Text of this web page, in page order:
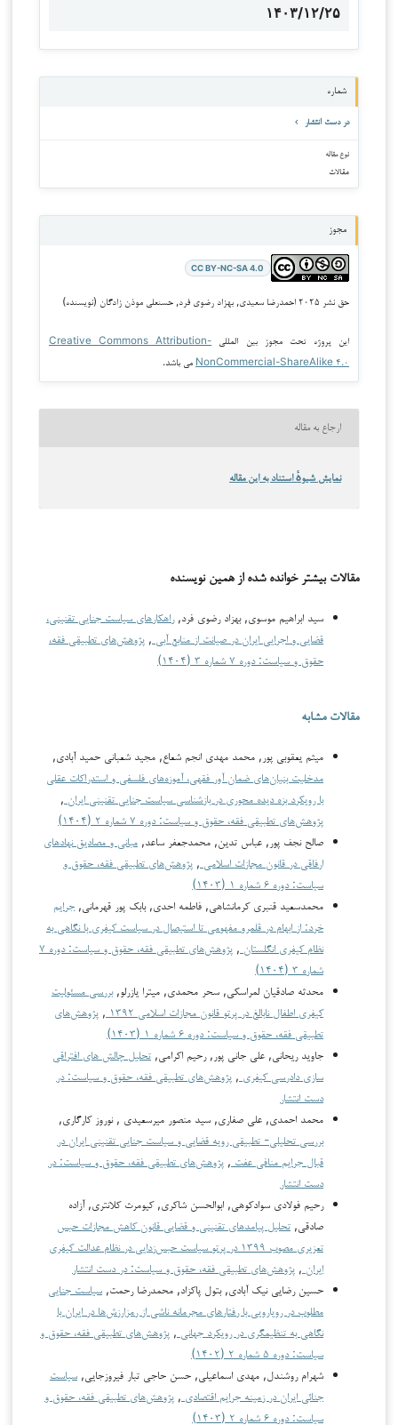
۱۴۰۳/۱۲/۲۵
شماره
در دست انتشار
نوع مقاله
مقالات
مجوز
CC BY-NC-SA 4.0
حق نشر ۲۰۲۵ احمدرضا سعیدی, بهزاد رضوی فرد, حسنعلی موذن زادگان (نویسنده)
این پروژه تحت مجوز بین المللی Creative Commons Attribution-
NonCommercial-ShareAlike ۴.۰ می باشد.
ارجاع به مقاله
نمایش شیوهٔ استناد به این مقاله
مقالات بیشتر خوانده شده از همین نویسنده
سید ابراهیم موسوی, بهزاد رضوی فرد, راهکارهای سیاست جنایی تقنینی،
قضایی و اجرایی ایران در صیانت از منابع آبی , پژوهش‌های تطبیقی فقه،
حقوق و سیاست: دوره ۷ شماره ۳ (۱۴۰۴)
مقالات مشابه
میثم یعقوبی پور, محمد مهدی انجم شعاع, مجید شعبانی حمید آبادی,
مدخلیت بنیان‌های ضمان آور فقهی، آموزه‌های فلسفی و استدراکات عقلی
با رویکرد بزه دیده محوری در بازشناسی سیاست‌ جنایی تقنینی ایران ,
پژوهش‌های تطبیقی فقه، حقوق و سیاست: دوره ۷ شماره ۲ (۱۴۰۴)
صالح نجف پور, عباس تدین, محمدجعفر ساعد, مبانی و مصادیق نهاد‌های
ارفاقی در قانون مجازات اسلامی , پژوهش‌های تطبیقی فقه، حقوق و
سیاست: دوره ۶ شماره ۱ (۱۴۰۳)
محمدسعید قنبری کرمانشاهی, فاطمه احدی, بابک پور قهرمانی, جرایم
خرد: از ابهام در قلمرو مفهومی تا استیصال در سیاست کیفری با نگاهی به
نظام کیفری انگلستان ,
پژوهش‌های تطبیقی فقه، حقوق و سیاست: دوره ۷
شماره ۳ (۱۴۰۴)
محدثه صادقیان لمراسکی, سحر محمدی, میترا یازرلو,بررسی مسئولیت
کیفری اطفال نابالغ در پرتو قانون مجازات اسلامی ۱۳۹۲
, پژوهش‌های
تطبیقی فقه، حقوق و سیاست: دوره ۶ شماره ۱ (۱۴۰۳)
جاوید ریحانی, علی جانی پور, رحیم اکرامی, تحلیل چالش های افتراقی
سازی دادرسی کیفری , پژوهش‌های تطبیقی فقه، حقوق و سیاست: در
دست انتشار
محمد احمدی, علی صفاری, سید منصور میرسعیدی , نوروز کارگاری,
بررسی تحلیلی- تطبیقی رویه قضایی و سیاست جنایی تقنینی ایران در
قبال جرایم منافی عفت , پژوهش‌های تطبیقی فقه، حقوق و سیاست: در
دست انتشار
رحیم فولادی سوادکوهی, ابوالحسن شاکری, کیومرث کلانتری, آزاده
صادقی, تحلیل پیامدهای تقنینی و قضایی قانون کاهش مجازات حبس
تعزیری مصوب ۱۳۹۹ در پرتو سیاست حبس‌زدایی در نظام عدالت کیفری
ایران , پژوهش‌های تطبیقی فقه، حقوق و سیاست: در دست انتشار
حسین رضایی نیک آبادی, بتول پاکزاد, محمدرضا رحمت, سیاست جنایی
مطلوب در رویارویی با رفتار­های مجرمانه ناشی از رمزارزش‌ها در ایران با
نگاهی به تنظیم­گری در رویکرد جهانی , پژوهش‌های تطبیقی فقه، حقوق و
سیاست: دوره ۵ شماره ۲ (۱۴۰۲)
شهرام روشندل, مهدی اسماعیلی, حسن حاجی تبار فیروزجایی, سیاست
جنائی ایران در زمینه جرایم اقتصادی , پژوهش‌های تطبیقی فقه، حقوق و
سیاست: دوره ۶ شماره ۲ (۱۴۰۳)